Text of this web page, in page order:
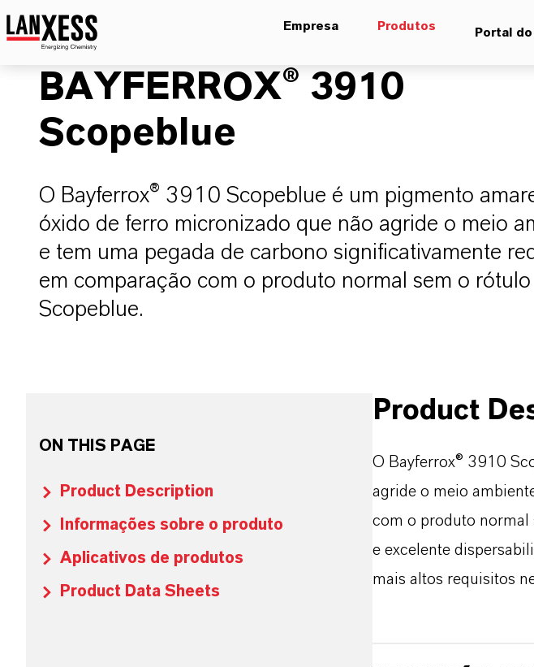
Empresa Produtos Portal
BAYFERROX® 3910
Scopeblue
O Bayferrox® 3910 Scopeblue é um pigmento
óxido de ferro micronizado que não agride o meio
e tem uma pegada de carbono significativamente
em comparação com o produto normal sem o rótulo
Scopeblue.
ON THIS PAGE
Product Description
Informações sobre o produto
Aplicativos de produtos
Product Data Sheets
Product
O Bayferrox® 3910
agride o meio
com o produto normal
e excelente
mais altos requisitos